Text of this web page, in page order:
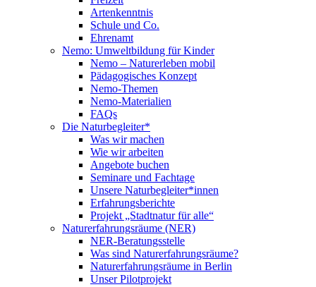
Artenkenntnis
Schule und Co.
Ehrenamt
Nemo: Umweltbildung für Kinder
Nemo – Naturerleben mobil
Pädagogisches Konzept
Nemo-Themen
Nemo-Materialien
FAQs
Die Naturbegleiter*
Was wir machen
Wie wir arbeiten
Angebote buchen
Seminare und Fachtage
Unsere Naturbegleiter*innen
Erfahrungsberichte
Projekt „Stadtnatur für alle“
Naturerfahrungsräume (NER)
NER-Beratungsstelle
Was sind Naturerfahrungsräume?
Naturerfahrungsräume in Berlin
Unser Pilotprojekt